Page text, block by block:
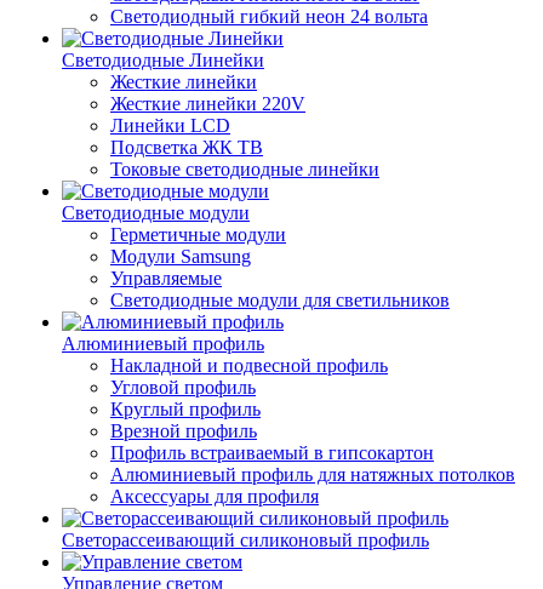
Светодиодный гибкий неон 24 вольта
Светодиодные Линейки
Жесткие линейки
Жесткие линейки 220V
Линейки LCD
Подсветка ЖК ТВ
Токовые светодиодные линейки
Светодиодные модули
Герметичные модули
Модули Samsung
Управляемые
Светодиодные модули для светильников
Алюминиевый профиль
Накладной и подвесной профиль
Угловой профиль
Круглый профиль
Врезной профиль
Профиль встраиваемый в гипсокартон
Алюминиевый профиль для натяжных потолков
Аксессуары для профиля
Светорассеивающий силиконовый профиль
Управление светом